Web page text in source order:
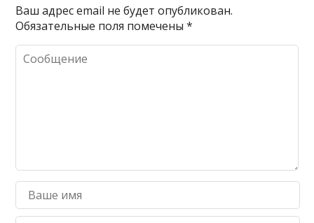
Ваш адрес email не будет опубликован.
Обязательные поля помечены*